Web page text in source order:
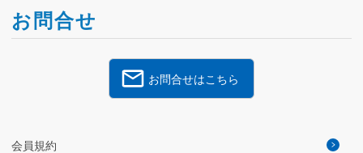
お問合せ
お問合せはこちら
会員規約